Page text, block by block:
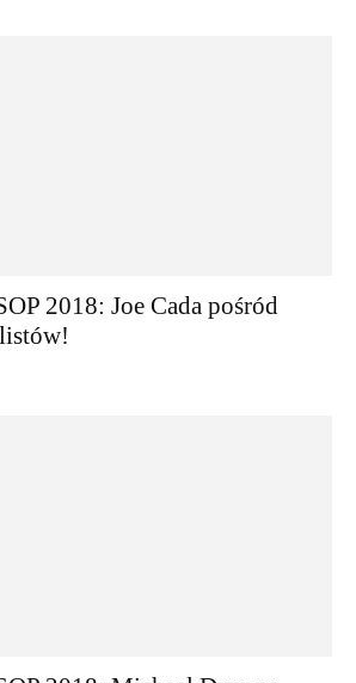
2018: Joe Cada pośród